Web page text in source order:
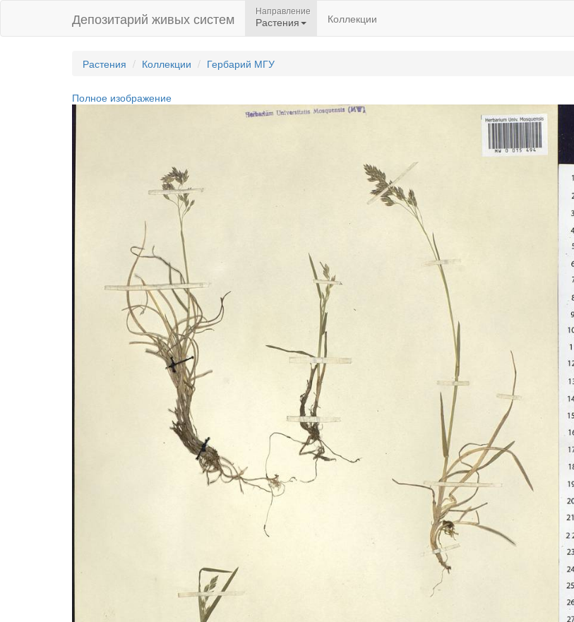
Депозитарий живых систем Направление
Растения Коллекции
Растения Коллекции Гербарий МГУ
Полное изображение